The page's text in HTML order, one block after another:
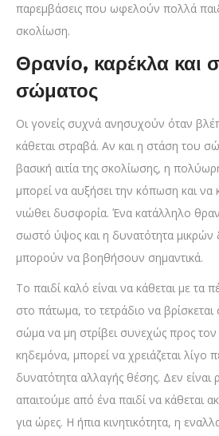
παρεμβάσεις που ωφελούν πολλά
σκολίωση.
Θρανίο, καρέκλα και
σώματος
Οι γονείς συχνά ανησυχούν όταν
κάθεται στραβά. Αν και η στάση του
βασική αιτία της σκολίωσης, η
μπορεί να αυξήσει την κόπωση και να
νιώθει δυσφορία. Ένα κατάλληλο
σωστό ύψος και η δυνατότητα μικρών
μπορούν να βοηθήσουν σημαντικά.
Το παιδί καλό είναι να κάθεται με τα
στο πάτωμα, το τετράδιο να
σώμα να μη στρίβει συνεχώς προς
κηδεμόνα, μπορεί να χρειάζεται λίγο
δυνατότητα αλλαγής θέσης. Δεν είναι
απαιτούμε από ένα παιδί να κάθεται
για ώρες. Η ήπια κινητικότητα, η